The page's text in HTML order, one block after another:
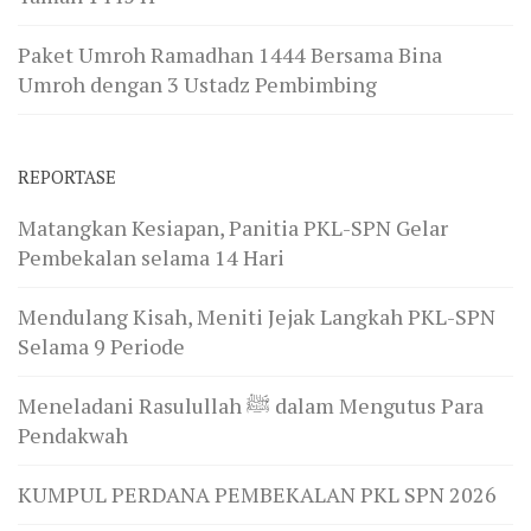
Paket Umroh Ramadhan 1444 Bersama Bina
Umroh dengan 3 Ustadz Pembimbing
REPORTASE
Matangkan Kesiapan, Panitia PKL-SPN Gelar
Pembekalan selama 14 Hari
Mendulang Kisah, Meniti Jejak Langkah PKL-SPN
Selama 9 Periode
Meneladani Rasulullah ﷺ dalam Mengutus Para
Pendakwah
KUMPUL PERDANA PEMBEKALAN PKL SPN 2026